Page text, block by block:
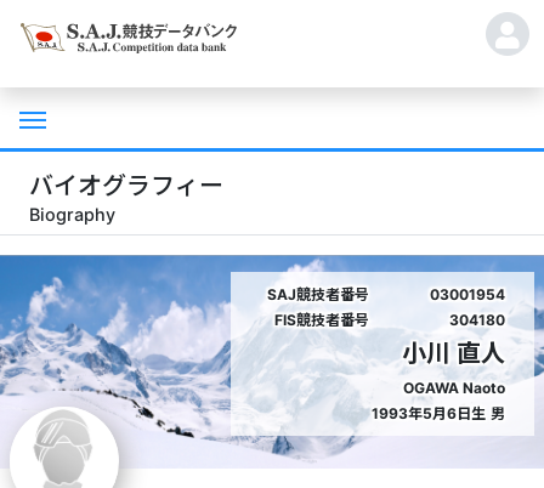
バイオグラフィー
Biography
SAJ競技者番号
03001954
FIS競技者番号
304180
小川 直人
OGAWA Naoto
1993年5月6日生 男